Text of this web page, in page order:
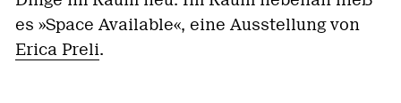
es »Space Available«, eine Ausstellung von
Erica Preli.